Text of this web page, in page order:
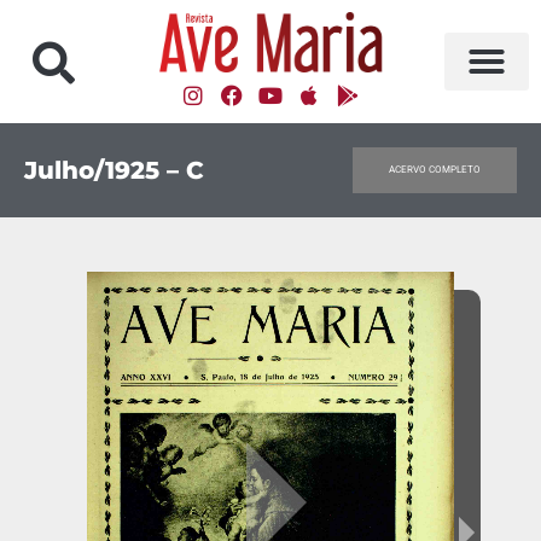
Julho/1925 – C ACERVO COMPLETO